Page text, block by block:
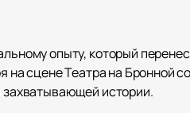
опыту, который
на сцене Театра на Бронной
захватывающей истории.